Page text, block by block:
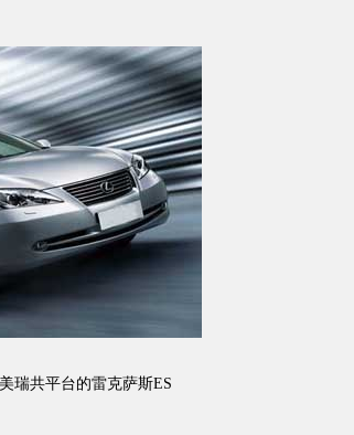
瑞共平台的雷克萨斯ES